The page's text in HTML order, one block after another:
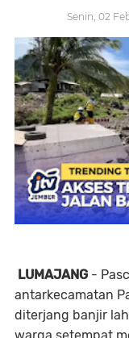
Senin, 02
LUMAJANG -
antarkecamatan
diterjang banjir